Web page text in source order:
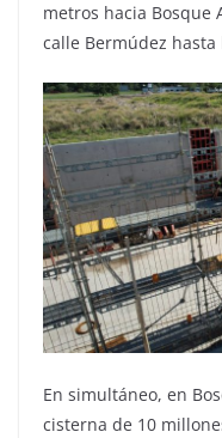
metros hacia Bosque
calle Bermúdez hasta
En simultáneo, en
cisterna de 10